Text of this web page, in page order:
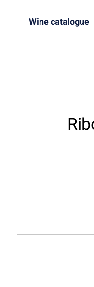
Wine catalogue